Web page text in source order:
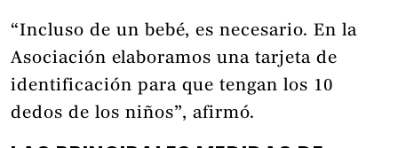
“Incluso de un bebé, es necesario. En la
Asociación elaboramos una tarjeta de
identificación para que tengan los 10
dedos de los niños”, afirmó.